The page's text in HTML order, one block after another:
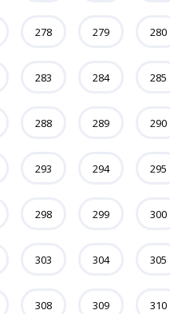
278 279 280
283 284 285
288 289 290
293 294 295
298 299 300
303 304 305
308 309 310